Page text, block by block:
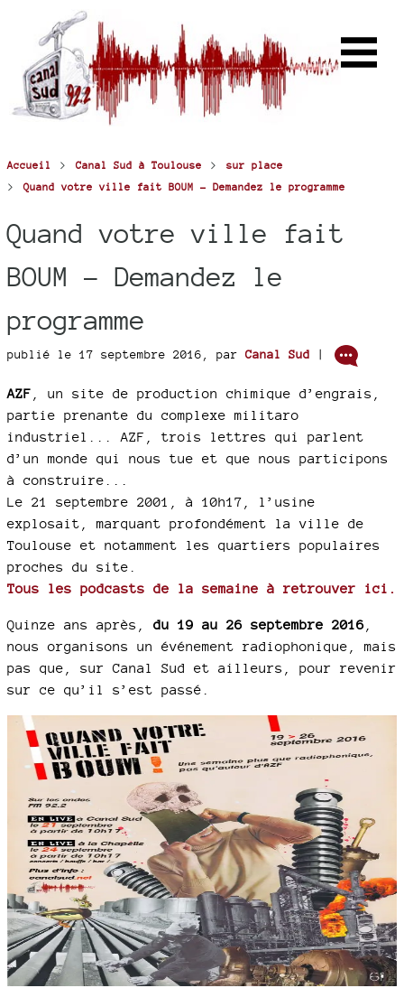
Accueil > Canal Sud à Toulouse > sur place
>Quand votre ville fait BOUM - Demandez le programme
Quand votre ville fait
BOUM - Demandez le
programme
publié le 17 septembre 2016, parCanal Sud |
AZF , un site de production chimique d’engrais,
partie prenante du complexe militaro
industriel... AZF, trois lettres qui parlent
d’un monde qui nous tue et que nous participons
à construire...
Le 21 septembre 2001, à 10h17, l’usine
explosait, marquant profondément la ville de
Toulouse et notamment les quartiers populaires
proches du site.
Tous les podcasts de la semaine à retrouver ici.
Quinze ans après, du 19 au 26 septembre 2016
nous organisons un événement radiophonique, mais
pas que, sur Canal Sud et ailleurs, pour revenir
sur ce qu’il s’est passé.